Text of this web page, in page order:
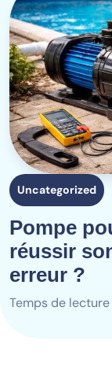
Uncategorized
Pompe
réussir
erreur ?
Temps de lecture